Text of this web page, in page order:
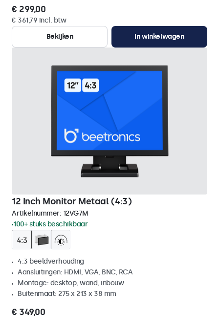
€ 299,00
€ 361,79 incl. btw
Bekijken
In winkelwagen
12 Inch Monitor Metaal (4:3)
Artikelnummer: 12VG7M
100+ stuks beschikbaar
4:3 beeldverhouding
Aansluitingen: HDMI, VGA, BNC, RCA
Montage: desktop, wand, inbouw
Buitenmaat: 275 x 213 x 38 mm
€ 349,00